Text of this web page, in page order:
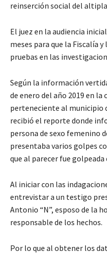
reinserción social del
El juez en la audiencia
meses para que la Fiscalía
pruebas en las
Según la información
de enero del año 2019 en la
perteneciente al municipio
recibió el reporte donde
persona de sexo femenino
presentaba varios golpes
que al parecer fue
Al iniciar con las
entrevistar a un testigo
Antonio “N”, esposo de la
responsable de los hechos.
Por lo que al obtener los